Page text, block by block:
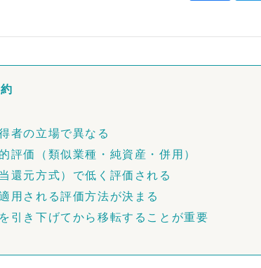
者の立場で異なる
評価（類似業種・純資産・併用）
還元方式）で低く評価される
用される評価方法が決まる
引き下げてから移転することが重要